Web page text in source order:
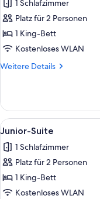
für
Deluxe-
Zimmer,
1 King-
Bett
1 Schlafzimmer
Platz für 2 Personen
1 King-Bett
Kostenloses WLAN
Weitere Details
Weitere
Zimmer,
1 King-
Bett
Alle
Fotos
für
Junior-
Suite
anzeigen
12
Junior-Suite
1 Schlafzimmer
Platz für 2 Personen
1 King-Bett
Kostenloses WLAN